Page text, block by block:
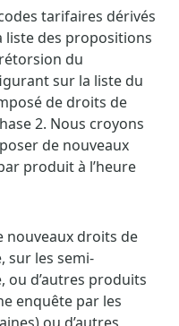
tarifaires dérivés
liste des propositions
du
sur la liste du
de droits de
2. Nous croyons
de nouveaux
produit à l’heure
nouveaux droits de
sur les semi-
ou d’autres produits
enquête par les